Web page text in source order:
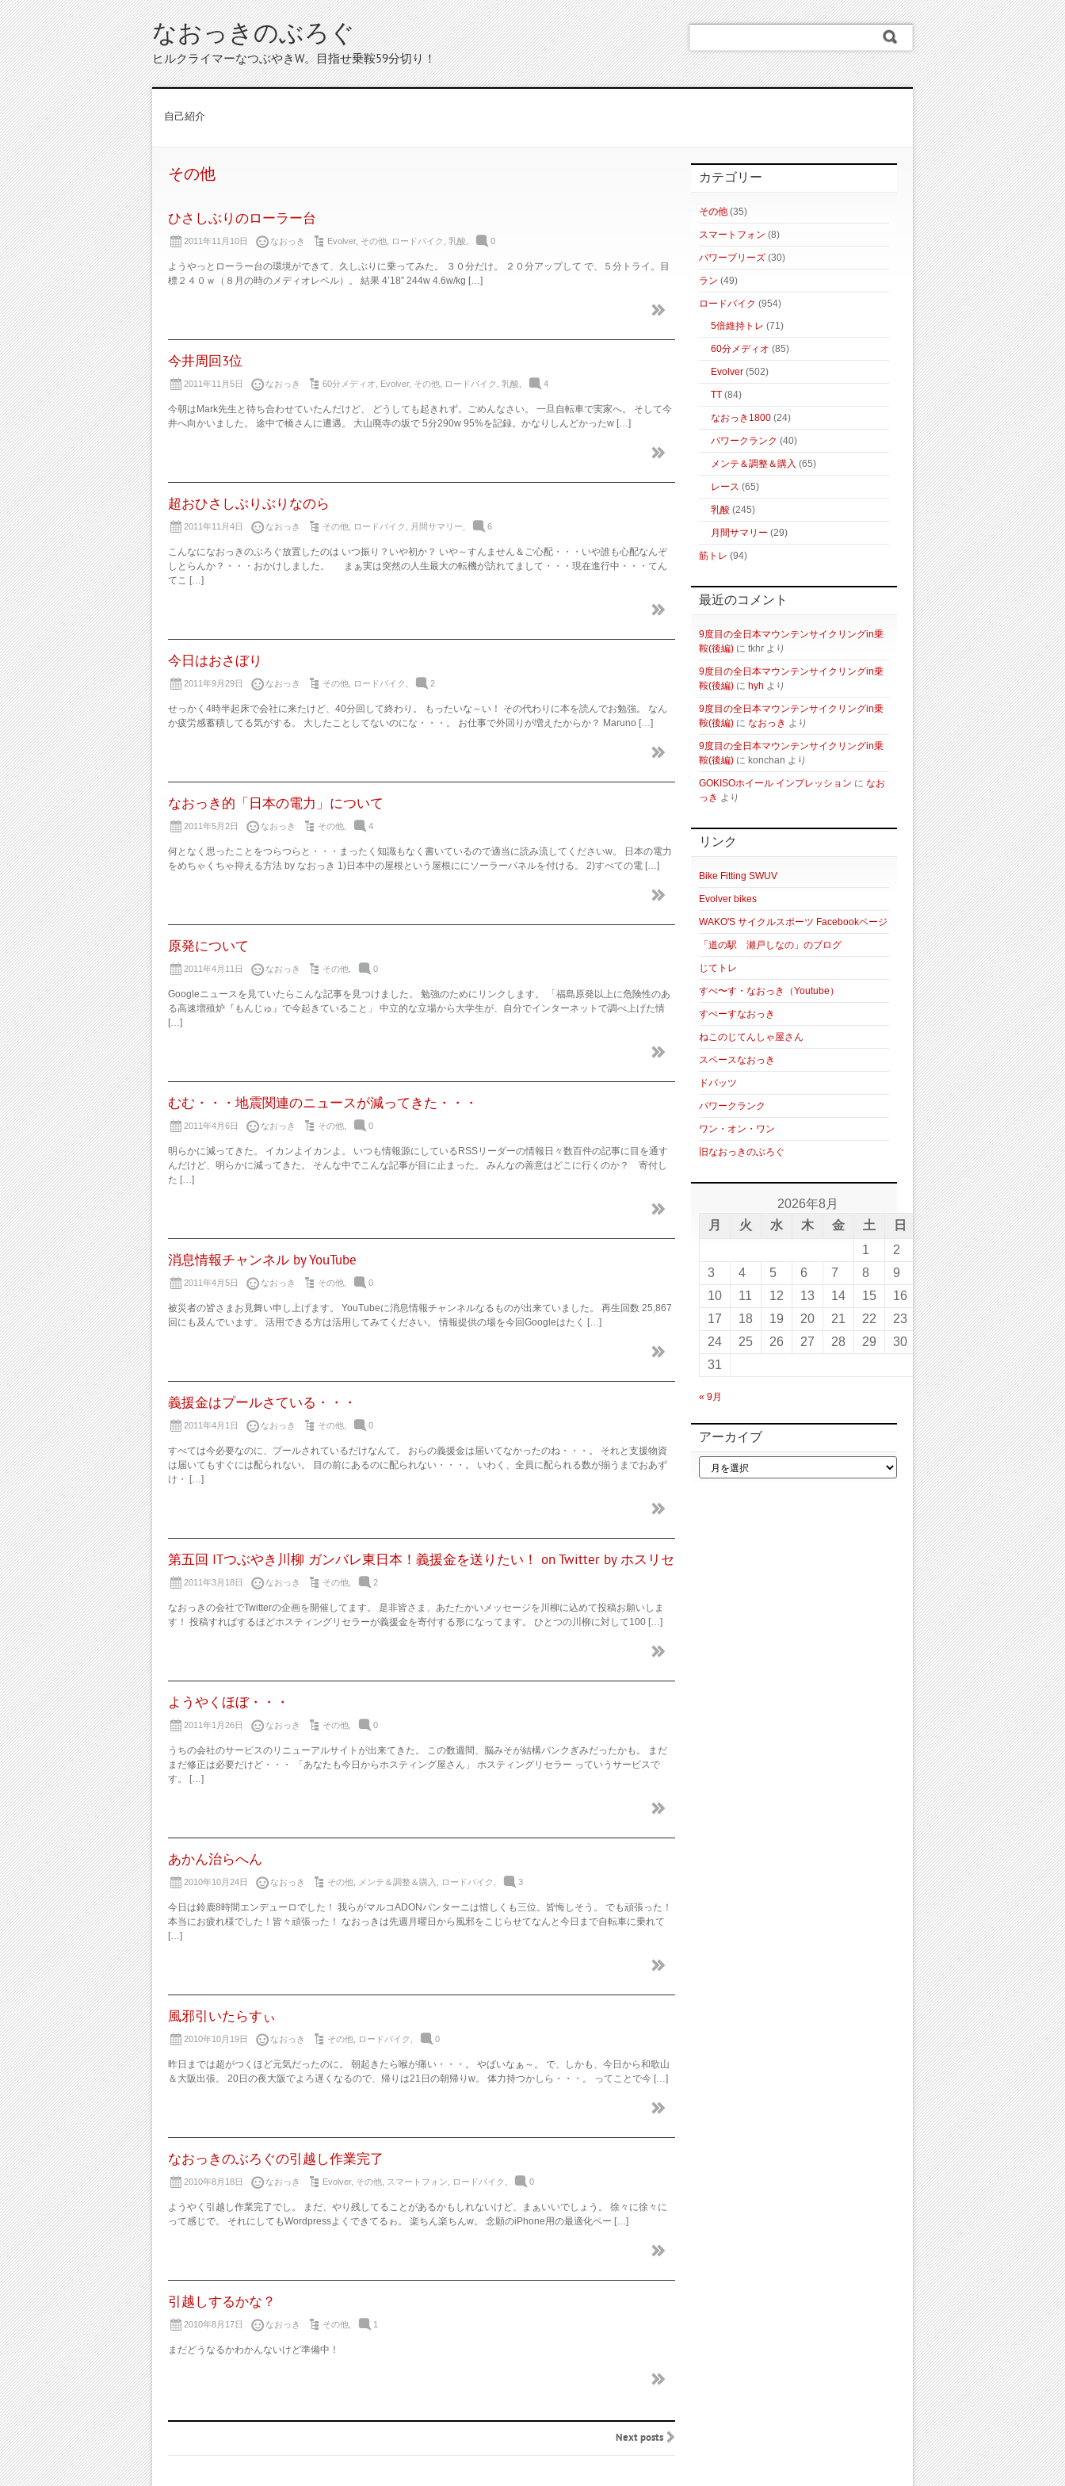
なおっきのぶろぐ
ヒルクライマーなつぶやきW。目指せ乗鞍59分切り！
自己紹介
その他
ひさしぶりのローラー台
2011年11月10日 なおっき Evolver, その他 ロードバイク 乳酸 0
ようやっとローラー台の環境ができて、久しぶりに乗ってみた。 ３０分だけ。 ２０分アップして で、５分トライ。目
標２４０ｗ（８月の時のメディオレベル）。 結果 4’18” 244w 4.6w/kg […]
今井周回3位
2011年11月5日 なおっき 60分メディオ Evolver, その他 ロードバイク 乳酸 4
今朝はMark先生と待ち合わせていたんだけど、 どうしても起きれず。ごめんなさい。 一旦自転車で実家へ。 そして今
井へ向かいました。 途中で橋さんに遭遇。 大山廃寺の坂で 5分290w 95%を記録。かなりしんどかったw […]
超おひさしぶりぶりなのら
2011年11月4日 なおっき その他 ロードバイク 月間サマリー 6
こんなになおっきのぶろぐ放置したのは いつ振り？いや初か？ いや～すんません＆ご心配・・・いや誰も心配なんぞ
しとらんか？・・・おかけしました。 まぁ実は突然の人生最大の転機が訪れてまして・・・現在進行中・・・てん
てこ […]
今日はおさぼり
2011年9月29日 なおっき その他 ロードバイク 2
せっかく4時半起床で会社に来たけど、40分回して終わり。 もったいな～い！ その代わりに本を読んでお勉強。 なん
か疲労感蓄積してる気がする。 大したことしてないのにな・・・。 お仕事で外回りが増えたからか？ Maruno […]
なおっき的「日本の電力」について
2011年5月2日 なおっき その他 4
何となく思ったことをつらつらと・・・まったく知識もなく書いているので適当に読み流してくださいw。 日本の電力
をめちゃくちゃ抑える方法 by なおっき 1)日本中の屋根という屋根ににソーラーパネルを付ける。 2)すべての電 […]
原発について
2011年4月11日 なおっき その他 0
Googleニュースを見ていたらこんな記事を見つけました。 勉強のためにリンクします。 「福島原発以上に危険性のあ
る高速増殖炉『もんじゅ』で今起きていること」 中立的な立場から大学生が、自分でインターネットで調べ上げた情
[…]
むむ・・・地震関連のニュースが減ってきた・・・
2011年4月6日 なおっき その他 0
明らかに減ってきた。 イカンよイカンよ。 いつも情報源にしているRSSリーダーの情報日々数百件の記事に目を通す
んだけど、明らかに減ってきた。 そんな中でこんな記事が目に止まった。 みんなの善意はどこに行くのか？ 寄付し
た […]
消息情報チャンネル by YouTube
2011年4月5日 なおっき その他 0
被災者の皆さまお見舞い申し上げます。 YouTubeに消息情報チャンネルなるものが出来ていました。 再生回数 25,867
回にも及んでいます。 活用できる方は活用してみてください。 情報提供の場を今回Googleはたく […]
義援金はプールさている・・・
2011年4月1日 なおっき その他 0
すべては今必要なのに、プールされているだけなんて。 おらの義援金は届いてなかったのね・・・。 それと支援物資
は届いてもすぐには配られない。 目の前にあるのに配られない・・・。 いわく、全員に配られる数が揃うまでおあず
け・ […]
第五回 ITつぶやき川柳 ガンバレ東日本！義援金を送りたい！ on Twitter by ホスリセ
2011年3月18日 なおっき その他 2
なおっきの会社でTwitterの企画を開催してます。 是非皆さま、あたたかいメッセージを川柳に込めて投稿お願いしま
す！ 投稿すればするほどホスティングリセラーが義援金を寄付する形になってます。 ひとつの川柳に対して100 […]
ようやくほぼ・・・
2011年1月26日 なおっき その他 0
うちの会社のサービスのリニューアルサイトが出来てきた。 この数週間、脳みそが結構パンクぎみだったかも。 まだ
まだ修正は必要だけど・・・ 「あなたも今日からホスティング屋さん」 ホスティングリセラー っていうサービスで
す。 […]
あかん治らへん
2010年10月24日 なおっき その他 メンテ＆調整＆購入 ロードバイク 3
今日は鈴鹿8時間エンデューロでした！ 我らがマルコADONパンターニは惜しくも三位。皆悔しそう。 でも頑張った！
本当にお疲れ様でした！皆々頑張った！ なおっきは先週月曜日から風邪をこじらせてなんと今日まで自転車に乗れて
[…]
風邪引いたらすぃ
2010年10月19日 なおっき その他 ロードバイク 0
昨日までは超がつくほど元気だったのに。 朝起きたら喉が痛い・・・。 やばいなぁ～。 で、しかも、今日から和歌山
＆大阪出張。 20日の夜大阪でよろ遅くなるので、帰りは21日の朝帰りw。 体力持つかしら・・・。 ってことで今 […]
なおっきのぶろぐの引越し作業完了
2010年8月18日 なおっき Evolver, その他 スマートフォン ロードバイク 0
ようやく引越し作業完了でし。 まだ、やり残してることがあるかもしれないけど、まぁいいでしょう。 徐々に徐々に
って感じで。 それにしてもWordpressよくできてるゎ。 楽ちん楽ちんw。 念願のiPhone用の最適化ペー […]
引越しするかな？
2010年8月17日 なおっき その他 1
まだどうなるかわかんないけど準備中！
Next posts
カテゴリー
その他(35)
スマートフォン (8)
パワーブリーズ (30)
ラン (49)
ロードバイク (954)
5倍維持トレ (71)
60分メディオ (85)
Evolver (502)
TT (84)
なおっき1800 (24)
パワークランク (40)
メンテ＆調整＆購入 (65)
レース (65)
乳酸 (245)
月間サマリー (29)
筋トレ (94)
最近のコメント
9度目の全日本マウンテンサイクリングin乗
鞍(後編) に tkhr より
9度目の全日本マウンテンサイクリングin乗
鞍(後編) に hyh より
9度目の全日本マウンテンサイクリングin乗
鞍(後編) に なおっき より
9度目の全日本マウンテンサイクリングin乗
鞍(後編) に konchan より
GOKISOホイール インプレッション に なお
っき より
リンク
Bike Fitting SWUV
Evolver bikes
WAKO'S サイクルスポーツ Facebookページ
「道の駅 瀬戸しなの」のブログ
じてトレ
すぺ〜す・なおっき（Youtube）
すぺーすなおっき
ねこのじてんしゃ屋さん
スペースなおっき
ドバッツ
パワークランク
ワン・オン・ワン
旧なおっきのぶろぐ
2026年8月
月
火 水 木 金 土
日
1
2
3
4 5 6 7 8
9
10
11 12 13 14 15
16
17
18 19 20 21 22
23
24
25 26 27 28 29
30
31
« 9月
アーカイブ
ア